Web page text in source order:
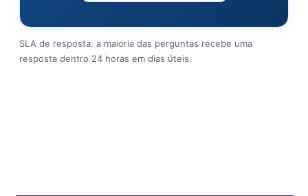
SLA de resposta: a maioria das perguntas recebe uma
resposta dentro 24 horas em dias úteis.